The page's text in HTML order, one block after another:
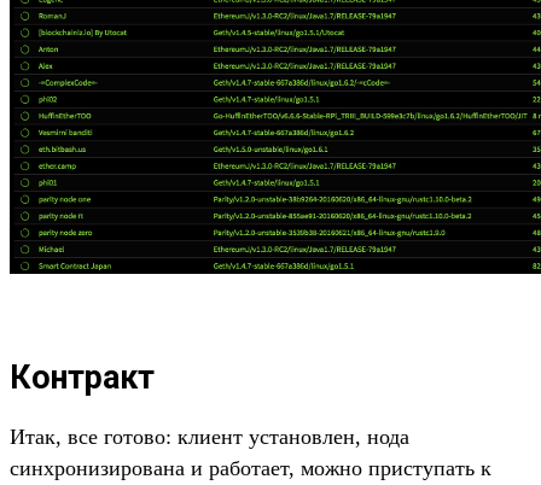
Контракт
Итак, все готово: клиент установлен, нода
синхронизирована и работает, можно приступать к